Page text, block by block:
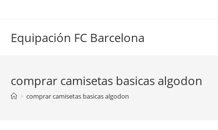
Equipación FC Barcelona
comprar camisetas basicas algodon
> comprar camisetas basicas algodon